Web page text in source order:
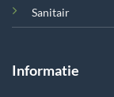
Sanitair
Informatie